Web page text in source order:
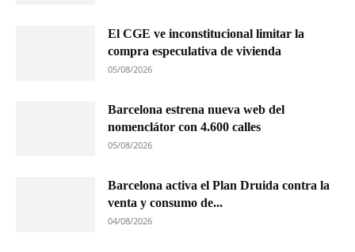
El CGE ve inconstitucional limitar la
compra especulativa de vivienda
05/08/2026
Barcelona estrena nueva web del
nomenclátor con 4.600 calles
05/08/2026
Barcelona activa el Plan Druida contra la
venta y consumo de...
04/08/2026